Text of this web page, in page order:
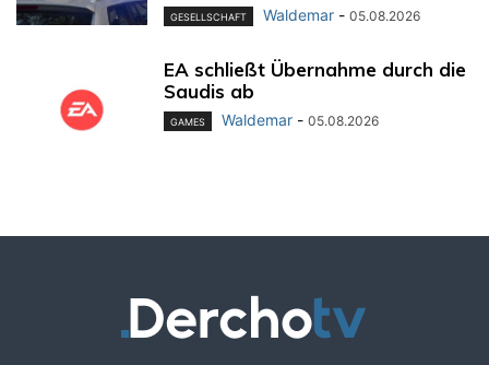
GESELLSCHAFT Waldemar - 05.08.2026
EA schließt Übernahme durch die
Saudis ab
GAMES Waldemar - 05.08.2026